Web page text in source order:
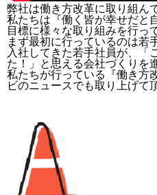
弊社は働き方改革に取り組ん
私たちは『働く皆が幸せだと
目標に様々な取り組みを行っ
まず最初に行っているのは若
入社してきた若手社員が、「
た！」と思える会社づくりを
私たちが行っている『働き方
ビのニュースでも取り上げて